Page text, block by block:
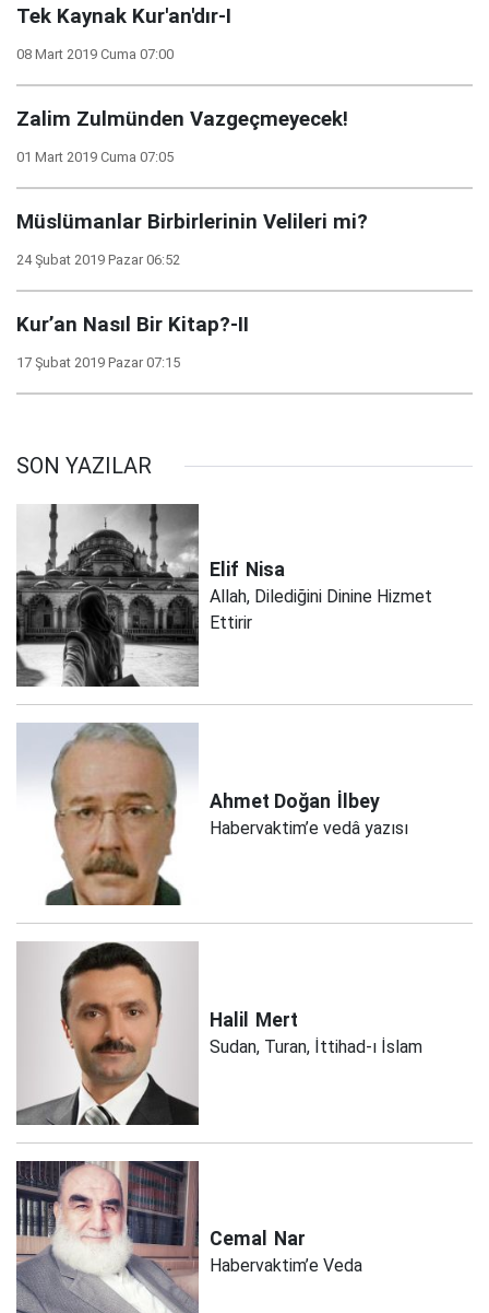
Tek Kaynak Kur'an'dır-I
08 Mart 2019 Cuma 07:00
Zalim Zulmünden Vazgeçmeyecek!
01 Mart 2019 Cuma 07:05
Müslümanlar Birbirlerinin Velileri mi?
24 Şubat 2019 Pazar 06:52
Kur’an Nasıl Bir Kitap?-II
17 Şubat 2019 Pazar 07:15
SON YAZILAR
Elif Nisa
Allah, Dilediğini Dinine Hizmet
Ettirir
Ahmet Doğan İlbey
Habervaktim’e vedâ yazısı
Halil Mert
Sudan, Turan, İttihad-ı İslam
Cemal Nar
Habervaktim’e Veda